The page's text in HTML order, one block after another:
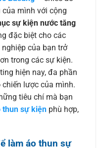
mình với cộng
sự kiện nước tăng
đặc biệt cho các
của bạn trở
trong các sự kiện.
hiện nay, đa phần
lược của mình.
tiêu chí mà bạn
thun sự kiệnphù hợp,
làm áo thun sự